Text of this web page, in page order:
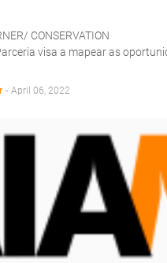
CONSERVATION
visa a mapear as
- April 06, 2022